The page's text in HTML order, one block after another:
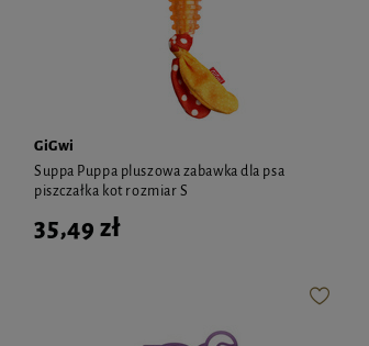
GiGwi
Suppa Puppa pluszowa zabawka dla psa
piszczałka kot rozmiar S
35,49 zł